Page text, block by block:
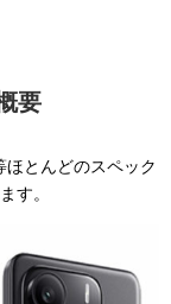
要
とんどのスペック
す。